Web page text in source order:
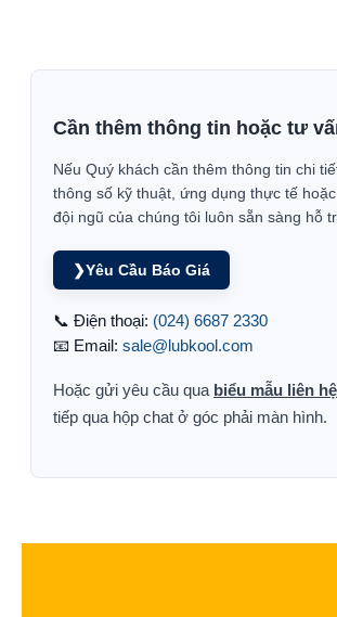
Cần thêm thông tin hoặc tư
Nếu Quý khách cần thêm thông tin chi
thông số kỹ thuật, ứng dụng thực tế
đội ngũ của chúng tôi luôn sẵn sàng hỗ
❯Yêu Cầu Báo Giá
📞 Điện thoại: (024) 6687 2330
📧 Email: sale@lubkool.com
Hoặc gửi yêu cầu qua biểu mẫu liên hệ
tiếp qua hộp chat ở góc phải màn hình.